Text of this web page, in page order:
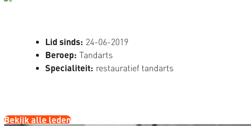
Lid sinds: 24-06-2019
Beroep: Tandarts
Specialiteit: restauratief tandarts
Bekijk alle leden